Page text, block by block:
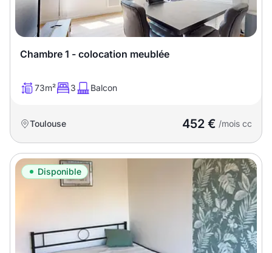
Chambre 1 - colocation meublée
73m² 3 Balcon
Toulouse 452 € /mois cc
Disponible